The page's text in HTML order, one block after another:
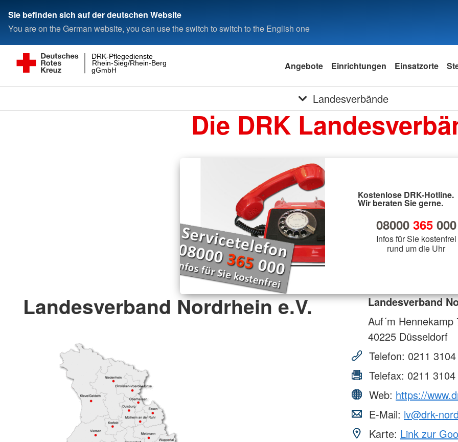
Sie befinden sich auf der deutschen Website
You are on the German website, you can use the switch to switch to the English one
gGmbH
Rhein-Sieg/Rhein-Berg
DRK-Pflegedienste
Angebote Einrichtungen Einsatzorte
Landesverbände
Die DRK
Kostenlose DRK-Hotline.
Wir beraten Sie gerne.
08000 365000
Infos für Sie kostenfrei
rund um die Uhr
Landesverband Nordrhein e.V.
Landesverband
Auf´m Hennekamp
40225 Düsseldorf
Telefon: 0211
Telefax: 0211
Web: https://
E-Mail: lv@drk-
Karte: Link zur